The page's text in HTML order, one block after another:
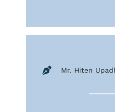
Mr. Hiten